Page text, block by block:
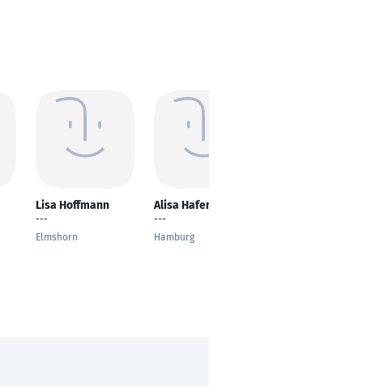
Lisa Hoffmann
---
Elmshorn
Alisa Hafenbrack
---
Hamburg